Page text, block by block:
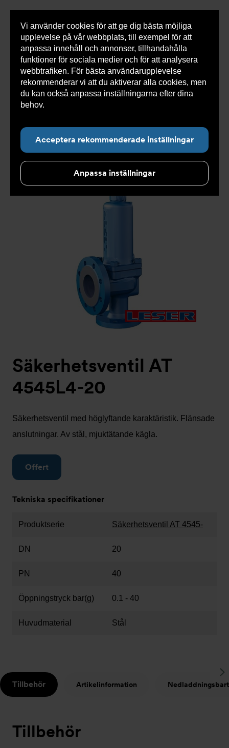
Vi använder cookies för att ge dig bästa möjliga
upplevelse på vår webbplats, till exempel för att
anpassa innehåll och annonser, tillhandahålla
funktioner för sociala medier och för att analysera
webbtrafiken. För bästa användarupplevelse
rekommenderar vi att du aktiverar alla cookies, men
du kan också anpassa inställningarna efter dina
behov.
Acceptera rekommenderade inställningar
Anpassa inställningar
0 varorSnabborder
Du
här:
Armatec > Produkter > Tryckavsäkring
>
Industriella säkerhetsventiler
> High performance
>
Säkerhetsventil AT 4545-
>
Säkerhetsventil AT 4545L4-
Säkerhetsventil AT
4545L4-20
Säkerhetsventil med höglyftande karaktäristik. Flänsade
anslutningar. Av stål, mjuktätande kägla.
Offert
Tekniska specifikationer
Produktserie Säkerhetsventil AT 4545-
DN 20
PN 40
Öppningstryck bar(g) 0.1 - 40
Huvudmaterial Stål
Tillbehör Artikelinformation Nedladdningsbart
Tillbehör